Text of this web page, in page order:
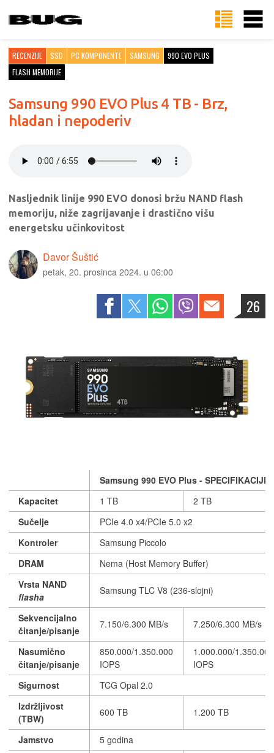
RECENZIJE SSD PC KOMPONENTE SAMSUNG
990 EVO PLUS
FLASH MEMORIJE
Samsung 990 EVO Plus 4 TB - Brz,
hladan i nepoderiv
Nasljednik linije 990 EVO donosi bržu NAND flash
memoriju, niže zagrijavanje i drastično višu
energetsku učinkovitost
Davor Šuštić
petak, 20. prosinca 2024. u 06:00
26
Samsung 990 EVO Plus - SPECIFIKACIJE
Kapacitet
1 TB
2 TB
Sučelje
PCIe 4.0 x4/PCIe 5.0 x2
Kontroler
Samsung Piccolo
DRAM
Nema (Host Memory Buffer)
Vrsta NAND
flasha
Samsung TLC V8 (236-slojni)
Sekvencijalno
čitanje/pisanje
7.150/6.300 MB/s 7.250/6.300 MB/s
Nasumično
čitanje/pisanje
850.000/1.350.000
IOPS
1.000.000/1.350.000
IOPS
Sigurnost
TCG Opal 2.0
Izdržljivost
(TBW)
600 TB 1.200 TB
Jamstvo
5 godina